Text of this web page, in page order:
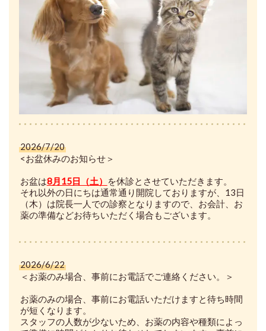
2026/7/20
<お盆休みのお知らせ＞
お盆は8月15日（土）
を休診とさせていただきます。
それ以外の日にちは通常通り開院しておりますが、13日
（木）は院長一人での診察となりますので、お会計、お
薬の準備などお待ちいただく場合もございます。
2026/6/22
＜お薬のみ場合、事前にお電話でご連絡ください。＞
お薬のみの場合、事前にお電話いただけますと待ち時間
が短くなります。
スタッフの人数が少ないため、お薬の内容や種類によっ